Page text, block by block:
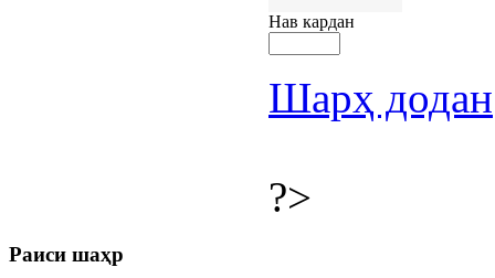
Нав кардан
Шарҳ додан
?>
Раиси шаҳр